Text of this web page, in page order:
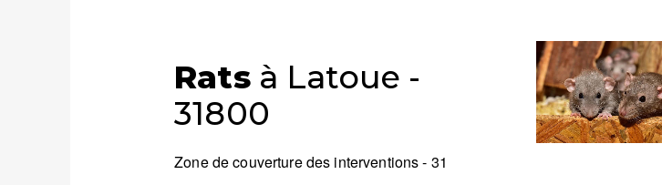
Ratsà Latoue -
31800
Zone de couverture des interventions - 31